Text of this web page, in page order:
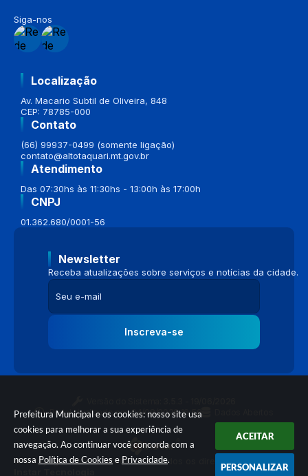
Prefeitura Municipal e os cookies: nosso site usa
cookies para melhorar a sua experiência de
navegação. Ao continuar você concorda com a
nossa Política de Cookies e Privacidade.
ACEITAR
PERSONALIZAR
Siga-nos
Localização
Av. Macario Subtil de Oliveira, 848
CEP: 78785-000
Contato
(66) 99937-0499 (somente ligação)
contato@altotaquari.mt.gov.br
Atendimento
Das 07:30hs às 11:30hs - 13:00h às 17:00h
CNPJ
01.362.680/0001-56
Newsletter
Receba atualizações sobre serviços e notícias da cidade.
Inscreva-se
Portal atualizado em:04/08/2026 16:58
© Copyright Instar - 2006-2026. Todos os direitos reservados -